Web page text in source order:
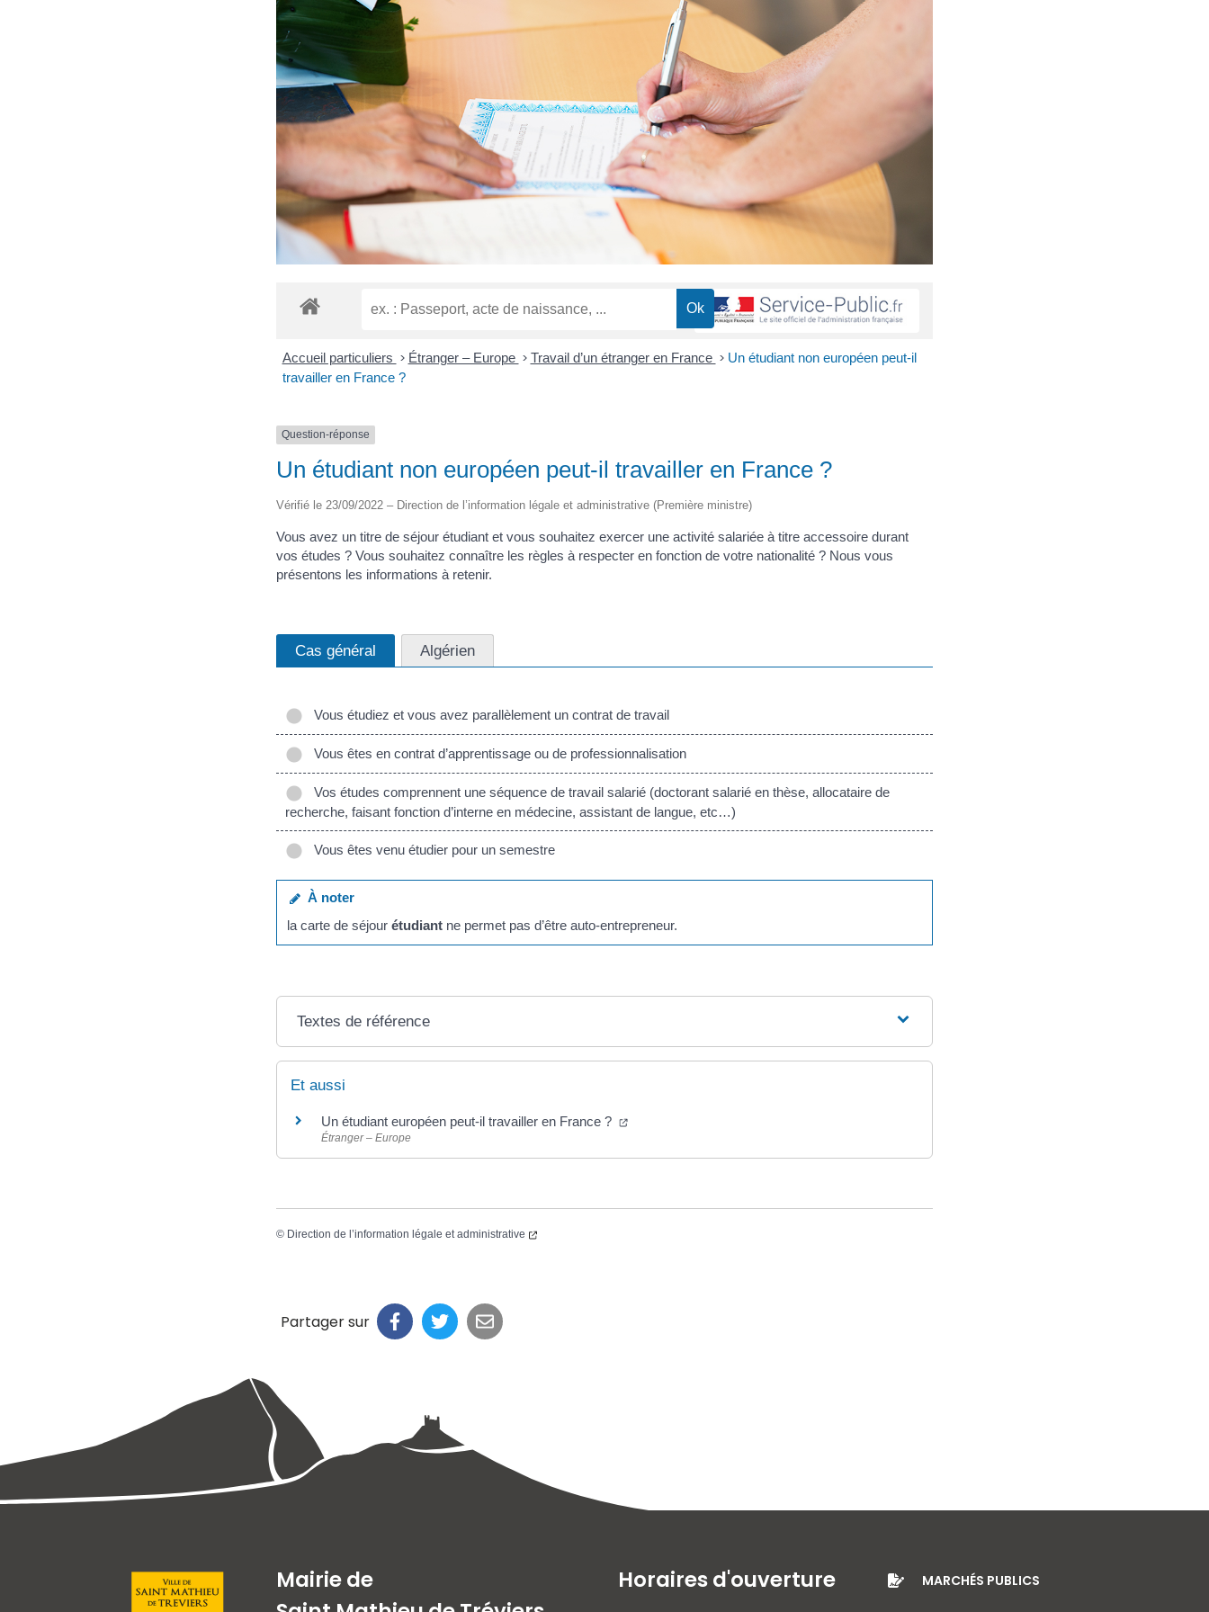
Accueil particuliers > Étranger – Europe > Travail d’un étranger en France > Un étudiant non européen peut-il
travailler en France ?
Question-réponse
Un étudiant non européen peut-il travailler en France ?
Vérifié le 23/09/2022 – Direction de l’information légale et administrative (Première ministre)
Vous avez un titre de séjour étudiant et vous souhaitez exercer une activité salariée à titre accessoire durant
vos études ? Vous souhaitez connaître les règles à respecter en fonction de votre nationalité ? Nous vous
présentons les informations à retenir.
Cas général Algérien
Vous étudiez et vous avez parallèlement un contrat de travail
Vous êtes en contrat d’apprentissage ou de professionnalisation
Vos études comprennent une séquence de travail salarié (doctorant salarié en thèse, allocataire de
recherche, faisant fonction d’interne en médecine, assistant de langue, etc…)
Vous êtes venu étudier pour un semestre
À noter
la carte de séjourétudiant ne permet pas d’être auto-entrepreneur.
Textes de référence
Et aussi
Un étudiant européen peut-il travailler en France ?
Étranger – Europe
© Direction de l’information légale et administrative
Partager sur
Mairie de
Horaires d'ouverture MARCHÉS PUBLICS